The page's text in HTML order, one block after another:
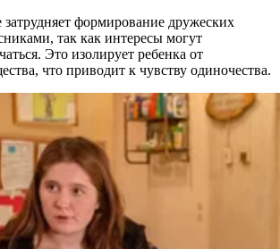
затрудняет формирование дружеских
так как интересы могут
Это изолирует ребенка от
что приводит к чувству одиночества.